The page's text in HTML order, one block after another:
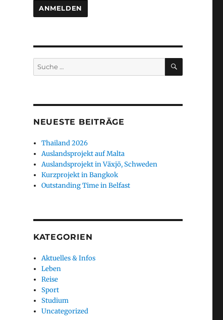
Suche
nach:
SUCHEN
NEUESTE BEITRÄGE
Thailand 2026
Auslandsprojekt auf Malta
Auslandsprojekt in Växjö, Schweden
Kurzprojekt in Bangkok
Outstanding Time in Belfast
KATEGORIEN
Aktuelles & Infos
Leben
Reise
Sport
Studium
Uncategorized